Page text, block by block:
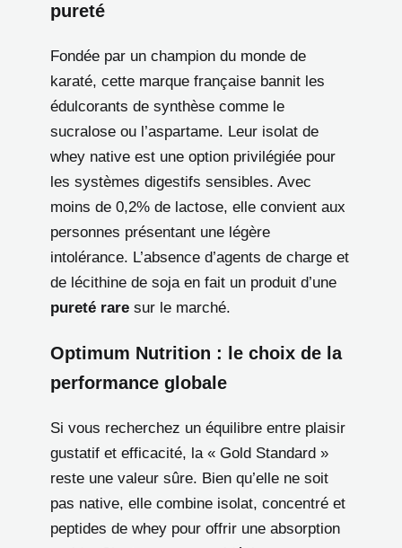
pureté
Fondée par un champion du monde de
karaté, cette marque française bannit les
édulcorants de synthèse comme le
sucralose ou l’aspartame. Leur isolat de
whey native est une option privilégiée pour
les systèmes digestifs sensibles. Avec
moins de 0,2% de lactose, elle convient aux
personnes présentant une légère
intolérance. L’absence d’agents de charge et
de lécithine de soja en fait un produit d’une
pureté rare sur le marché.
Optimum Nutrition : le choix de la
performance globale
Si vous recherchez un équilibre entre plaisir
gustatif et efficacité, la « Gold Standard »
reste une valeur sûre. Bien qu’elle ne soit
pas native, elle combine isolat, concentré et
peptides de whey pour offrir une absorption